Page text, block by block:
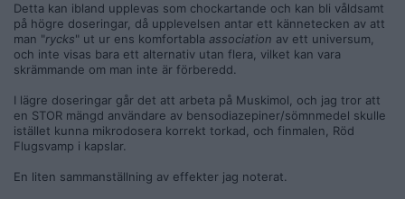
Detta kan ibland upplevas som chockartande och kan bli våldsamt
på högre doseringar, då upplevelsen antar ett kännetecken av att
man "rycks" ut ur ens komfortabla association av ett universum,
och inte visas bara ett alternativ utan flera, vilket kan vara
skrämmande om man inte är förberedd.
I lägre doseringar går det att arbeta på Muskimol, och jag tror att
en STOR mängd användare av bensodiazepiner/sömnmedel skulle
istället kunna mikrodosera korrekt torkad, och finmalen, Röd
Flugsvamp i kapslar.
En liten sammanställning av effekter jag noterat.